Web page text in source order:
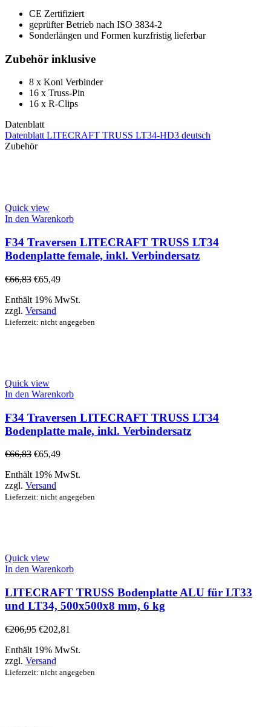
CE Zertifiziert
geprüfter Betrieb nach ISO 3834-2
Sonderlängen und Formen kurzfristig lieferbar
Zubehör inklusive
8 x Koni Verbinder
16 x Truss-Pin
16 x R-Clips
Datenblatt
Datenblatt LITECRAFT TRUSS LT34-HD3 deutsch
Zubehör
Quick view
In den Warenkorb
F34 Traversen LITECRAFT TRUSS LT34
Bodenplatte female, inkl. Verbindersatz
€66,83 €65,49
Enthält 19% MwSt.
zzgl. Versand
Lieferzeit: nicht angegeben
Quick view
In den Warenkorb
F34 Traversen LITECRAFT TRUSS LT34
Bodenplatte male, inkl. Verbindersatz
€66,83 €65,49
Enthält 19% MwSt.
zzgl. Versand
Lieferzeit: nicht angegeben
Quick view
In den Warenkorb
LITECRAFT TRUSS Bodenplatte ALU für LT33
und LT34, 500x500x8 mm, 6 kg
€206,95 €202,81
Enthält 19% MwSt.
zzgl. Versand
Lieferzeit: nicht angegeben